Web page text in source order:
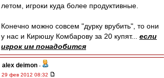
летом, игроки куда более продуктивные.
Конечно можно совсем "дурку врубить", то они
у нас и Кирюшу Комбарову за 20 купят... если
игрок им понадобится
alex deimon -
29 фев 2012 08:32